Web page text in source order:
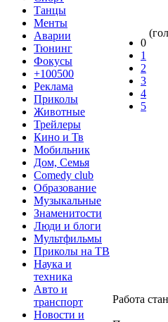
Танцы
Менты
Аварии
Тюнинг
Фокусы
+100500
Реклама
Приколы
Животные
Трейлеры
Кино и Тв
Мобильник
Дом, Семья
Comedy club
Образование
Музыкальные
Знаменитости
Люди и блоги
Мультфильмы
Приколы на ТВ
Наука и
техника
Авто и
транспорт
Новости и
0
1
2
3
4
5
Работа